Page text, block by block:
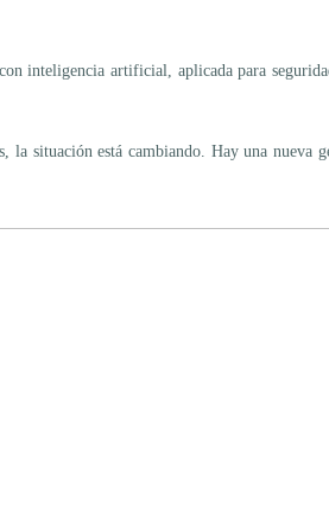
inteligencia artificial, aplicada para
situación está cambiando. Hay una nueva